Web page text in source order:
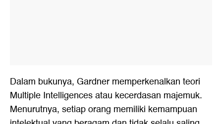
Dalam bukunya, Gardner memperkenalkan teori
Multiple Intelligences atau kecerdasan majemuk.
Menurutnya, setiap orang memiliki kemampuan